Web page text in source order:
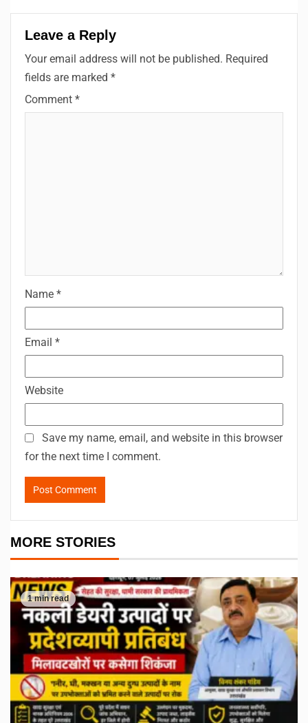
Leave a Reply
Your email address will not be published. Required
fields are marked *
Comment *
Name *
Email *
Website
Save my name, email, and website in this browser
for the next time I comment.
MORE STORIES
1 min read